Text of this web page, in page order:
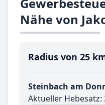
Nähe von
Radius von 25
Steinbach am
Aktueller Hebesatz: